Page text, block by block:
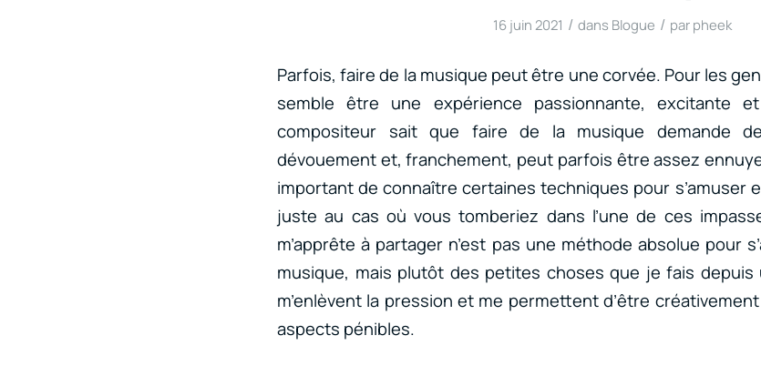
16 juin 2021 / dans Blogue / par pheek
Parfois, faire de la musique peut être une corvée. Pour les
semble être une expérience passionnante, excitante
compositeur sait que faire de la musique demande
dévouement et, franchement, peut parfois être assez
important de connaître certaines techniques pour s’amuser
juste au cas où vous tomberiez dans l’une de ces
m’apprête à partager n’est pas une méthode absolue pour
musique, mais plutôt des petites choses que je fais
m’enlèvent la pression et me permettent d’être
aspects pénibles.